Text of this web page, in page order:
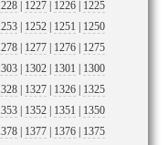
1225
|
1226
|
1227
|
1250
1251
|
1252
|
1275
|
1276
|
1277
|
1300
1301
|
1302
|
1325
|
1326
|
1327
|
1350
1351
|
1352
|
1375
|
1376
|
1377
|